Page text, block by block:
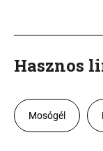
Hasznos
Mosógél